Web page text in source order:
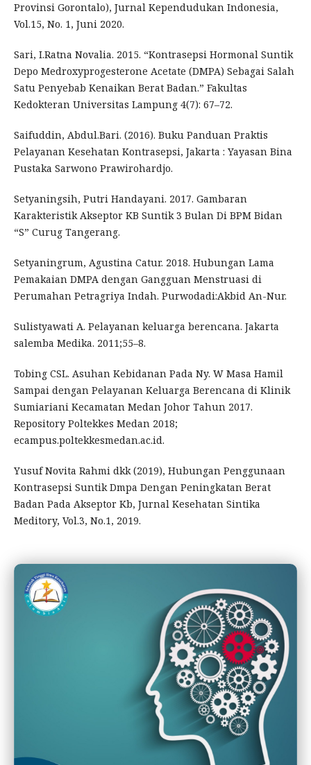
Provinsi Gorontalo), Jurnal Kependudukan Indonesia,
Vol.15, No. 1, Juni 2020.
Sari, I.Ratna Novalia. 2015. “Kontrasepsi Hormonal Suntik
Depo Medroxyprogesterone Acetate (DMPA) Sebagai Salah
Satu Penyebab Kenaikan Berat Badan.” Fakultas
Kedokteran Universitas Lampung 4(7): 67–72.
Saifuddin, Abdul.Bari. (2016). Buku Panduan Praktis
Pelayanan Kesehatan Kontrasepsi, Jakarta : Yayasan Bina
Pustaka Sarwono Prawirohardjo.
Setyaningsih, Putri Handayani. 2017. Gambaran
Karakteristik Akseptor KB Suntik 3 Bulan Di BPM Bidan
“S” Curug Tangerang.
Setyaningrum, Agustina Catur. 2018. Hubungan Lama
Pemakaian DMPA dengan Gangguan Menstruasi di
Perumahan Petragriya Indah. Purwodadi:Akbid An-Nur.
Sulistyawati A. Pelayanan keluarga berencana. Jakarta
salemba Medika. 2011;55–8.
Tobing CSL. Asuhan Kebidanan Pada Ny. W Masa Hamil
Sampai dengan Pelayanan Keluarga Berencana di Klinik
Sumiariani Kecamatan Medan Johor Tahun 2017.
Repository Poltekkes Medan 2018;
ecampus.poltekkesmedan.ac.id.
Yusuf Novita Rahmi dkk (2019), Hubungan Penggunaan
Kontrasepsi Suntik Dmpa Dengan Peningkatan Berat
Badan Pada Akseptor Kb, Jurnal Kesehatan Sintika
Meditory, Vol.3, No.1, 2019.